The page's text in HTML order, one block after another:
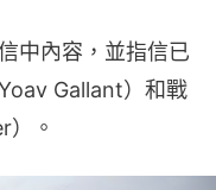
中內容，並指信已
Gallant）和戰
）。